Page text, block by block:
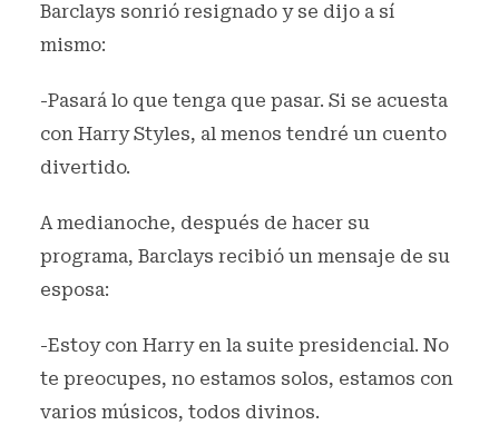
Barclays sonrió resignado y se dijo a sí
mismo:
-Pasará lo que tenga que pasar. Si se acuesta
con Harry Styles, al menos tendré un cuento
divertido.
A medianoche, después de hacer su
programa, Barclays recibió un mensaje de su
esposa:
-Estoy con Harry en la suite presidencial. No
te preocupes, no estamos solos, estamos con
varios músicos, todos divinos.